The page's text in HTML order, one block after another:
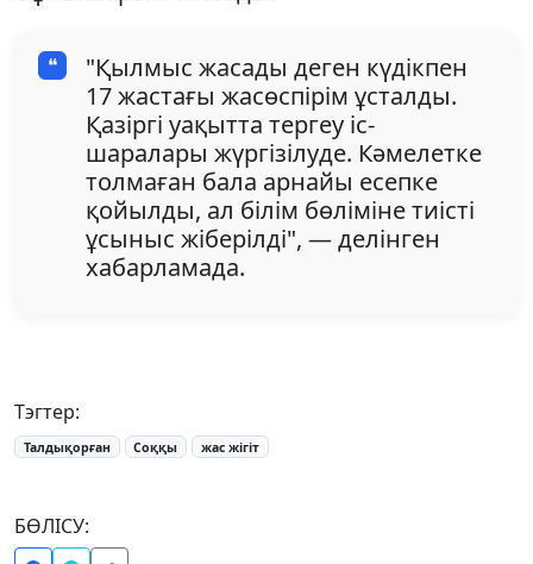
"Қылмыс жасады деген күдікпен
17 жастағы жасөспірім ұсталды.
Қазіргі уақытта тергеу іс-
шаралары жүргізілуде. Кәмелетке
толмаған бала арнайы есепке
қойылды, ал білім бөліміне тиісті
ұсыныс жіберілді", — делінген
хабарламада.
Тэгтер:
Талдықорған Соққы жас жігіт
БӨЛІСУ: